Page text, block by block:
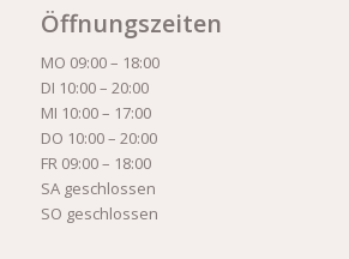
Öffnungszeiten
MO 09:00 – 18:00
DI 10:00 – 20:00
MI 10:00 – 17:00
DO 10:00 – 20:00
FR 09:00 – 18:00
SA geschlossen
SO geschlossen